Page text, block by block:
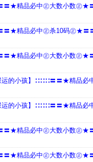
〓★精品必中㊣大数小数㊣★
〓★精品必中㊣杀10码㊣★〓
〓★精品必中㊣大数小数㊣★
运的小孩】∷∷∷〓〓★精品必
运的小孩】∷∷∷〓〓★精品必
〓★精品必中㊣大数小数㊣★
〓★精品必中㊣大数小数㊣★